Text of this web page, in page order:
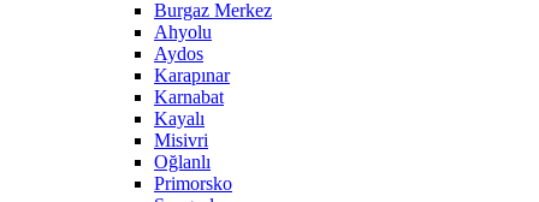
Burgaz Merkez
Ahyolu
Aydos
Karapınar
Karnabat
Kayalı
Misivri
Oğlanlı
Primorsko